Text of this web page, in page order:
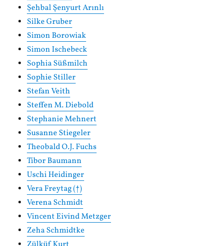
Şehbal Şenyurt Arınlı
Silke Gruber
Simon Borowiak
Simon Ischebeck
Sophia Süßmilch
Sophie Stiller
Stefan Veith
Steffen M. Diebold
Stephanie Mehnert
Susanne Stiegeler
Theobald O.J. Fuchs
Tibor Baumann
Uschi Heidinger
Vera Freytag (†)
Verena Schmidt
Vincent Eivind Metzger
Zeha Schmidtke